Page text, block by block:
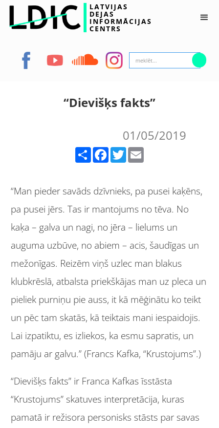
LATVIJAS
DEJAS
INFORMĀCIJAS
CENTRS
“Dievišķs fakts”
01/05/2019
Facebook Twitter
“Man pieder savāds dzīvnieks, pa pusei kaķēns,
pa pusei jērs. Tas ir mantojums no tēva. No
kaķa – galva un nagi, no jēra – lielums un
auguma uzbūve, no abiem – acis, šaudīgas un
mežonīgas. Reizēm viņš uzlec man blakus
klubkrēslā, atbalsta priekškājas man uz pleca un
pieliek purniņu pie auss, it kā mēģinātu ko teikt
un pēc tam skatās, kā teiktais mani iespaidojis.
Lai izpatiktu, es izliekos, ka esmu sapratis, un
pamāju ar galvu.” (Francs Kafka, “Krustojums”.)
“Dievišķs fakts” ir Franca Kafkas īsstāsta
“Krustojums” skatuves interpretācija, kuras
pamatā ir režisora personisks stāsts par savas